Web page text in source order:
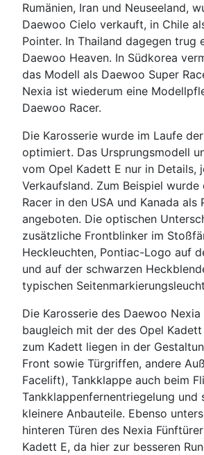
Rumänien, Iran und Neuseeland,
Daewoo Cielo verkauft, in Chile
Pointer. In Thailand dagegen trug
Daewoo Heaven. In Südkorea
das Modell als Daewoo Super
Nexia ist wiederum eine
Daewoo Racer.
Die Karosserie wurde im Laufe
optimiert. Das Ursprungsmodell
vom Opel Kadett E nur in Details,
Verkaufsland. Zum Beispiel wurde
Racer in den USA und Kanada als
angeboten. Die optischen
zusätzliche Frontblinker im
Heckleuchten, Pontiac-Logo auf
und auf der schwarzen
typischen
Die Karosserie des Daewoo
baugleich mit der des Opel
zum Kadett liegen in der
Front sowie Türgriffen, andere
Facelift), Tankklappe auch beim
Tankklappenfernentriegelung und
kleinere Anbauteile. Ebenso
hinteren Türen des Nexia
Kadett E, da hier zur besseren